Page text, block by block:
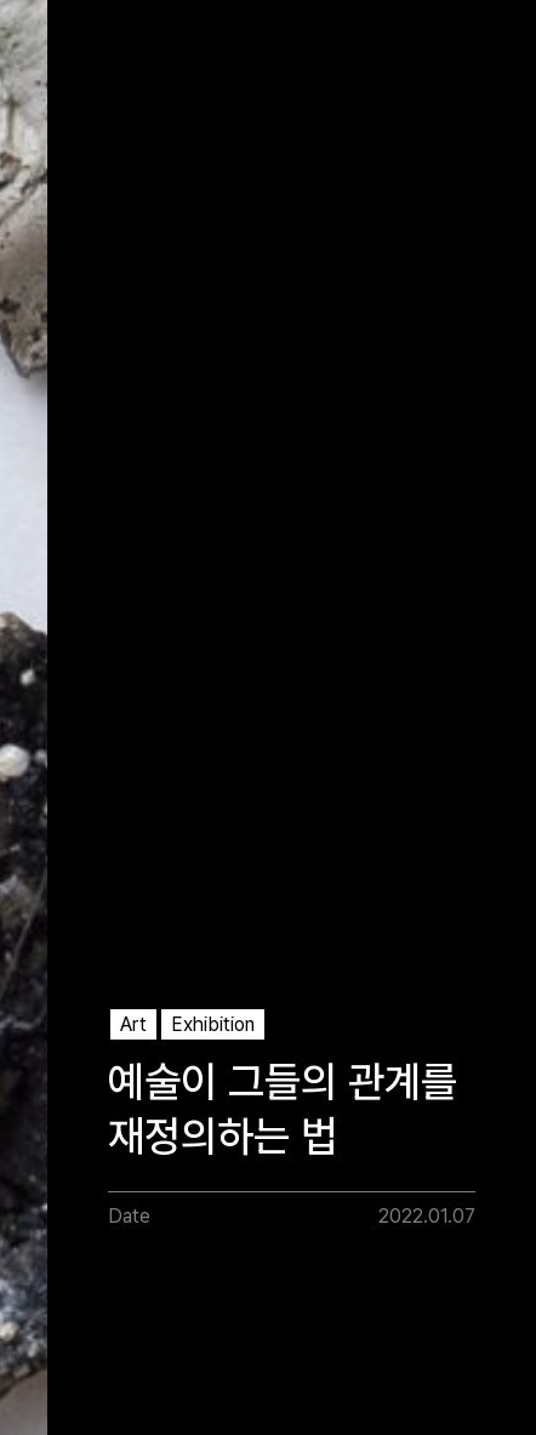
Art Exhibition
예술이 그들의 관계를
재정의하는 법
Date 2022.01.07